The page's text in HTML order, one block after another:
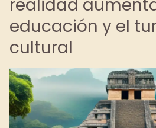
realidad
educación y el
cultural